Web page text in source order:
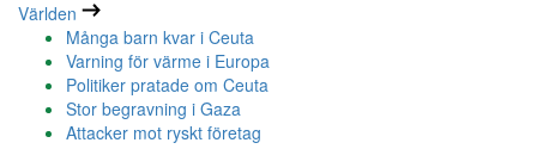
Världen
Många barn kvar i Ceuta
Varning för värme i Europa
Politiker pratade om Ceuta
Stor begravning i Gaza
Attacker mot ryskt företag